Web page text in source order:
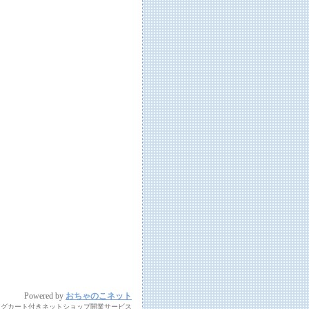
Powered by おちゃのこネット
カート付きネットショップ開業サービス